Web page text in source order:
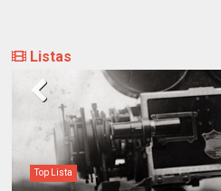
Listas
Top Lista